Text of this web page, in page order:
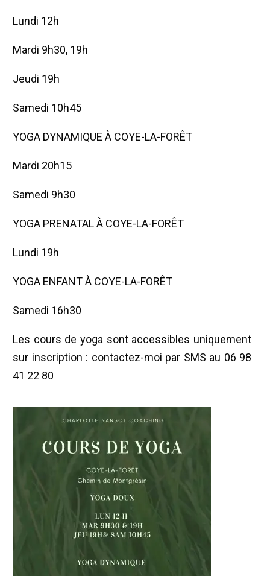
Lundi 12h
Mardi 9h30, 19h
Jeudi 19h
Samedi 10h45
YOGA DYNAMIQUE À COYE-LA-FORÊT
Mardi 20h15
Samedi 9h30
YOGA PRENATAL À COYE-LA-FORÊT
Lundi 19h
YOGA ENFANT À COYE-LA-FORÊT
Samedi 16h30
Les cours de yoga sont accessibles uniquement
sur inscription : contactez-moi par SMS au 06 98
41 22 80